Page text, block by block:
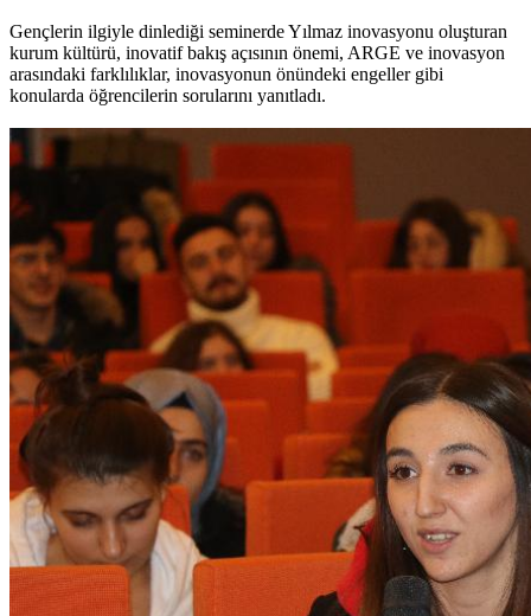
Gençlerin ilgiyle dinlediği seminerde Yılmaz inovasyonu oluşturan
kurum kültürü, inovatif bakış açısının önemi, ARGE ve inovasyon
arasındaki farklılıklar, inovasyonun önündeki engeller gibi
konularda öğrencilerin sorularını yanıtladı.